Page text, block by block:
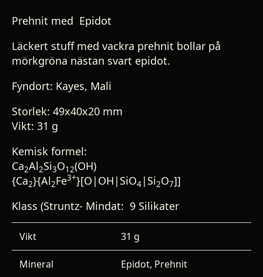
Prehnit med Epidot
Läckert stuff med vackra prehnit bollar på
mörkgröna nästan svart epidot.
Fyndort: Kayes, Mali
Storlek: 49x40x20 mm
Vikt: 31 g
Kemisk formel:
Ca2Al2Si3O12(OH)
{Ca2}{Al2Fe3+}[O|OH|SiO4 |Si2O7]]
Klass (Struntz- Mindat: 9 Silikater
Vikt 31 g
Mineral Epidot, Prehnit